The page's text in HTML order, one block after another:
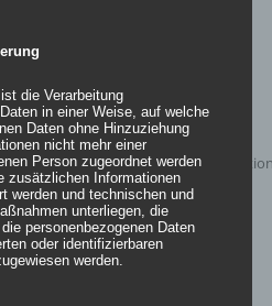
die Verarbeitung
in einer Weise, auf welche
Daten ohne Hinzuziehung
nicht mehr einer
Person zugeordnet werden
zusätzlichen Informationen
werden und technischen und
unterliegen, die
personenbezogenen Daten
oder identifizierbaren
werden.